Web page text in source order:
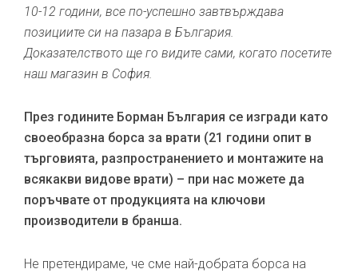
10-12 години, все по-успешно завтвърждава
позициите си на пазара в България.
Доказателството ще го видите сами, когато посетите
наш магазин в София.
През годините Борман България се изгради като
своеобразна борса за врати (21 години опит в
търговията, разпространението и монтажите на
всякакви видове врати) – при нас можете да
поръчвате от продукцията на ключови
производители в бранша.
Не претендираме, че сме най-добрата борса на